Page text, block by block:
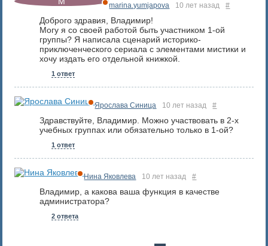
marina.yumjapova 10 лет назад #
Доброго здравия, Владимир!
Могу я со своей работой быть участником 1-ой
группы? Я написала сценарий историко-
приключенческого сериала с элементами мистики и
хочу издать его отдельной книжкой.
1 ответ
Ярослава Синица 10 лет назад #
Здравствуйте, Владимир. Можно участвовать в 2-х
учебных группах или обязательно только в 1-ой?
1 ответ
Нина Яковлева 10 лет назад #
Владимир, а какова ваша функция в качестве
администратора?
2 ответа